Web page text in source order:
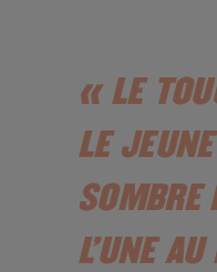
« LE
LE
SOMBRE
L’UNE